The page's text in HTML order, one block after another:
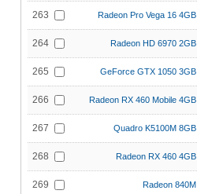
263 Radeon Pro Vega 16 4GB
264 Radeon HD 6970 2GB
265 GeForce GTX 1050 3GB
266 Radeon RX 460 Mobile 4GB
267 Quadro K5100M 8GB
268 Radeon RX 460 4GB
269 Radeon 840M